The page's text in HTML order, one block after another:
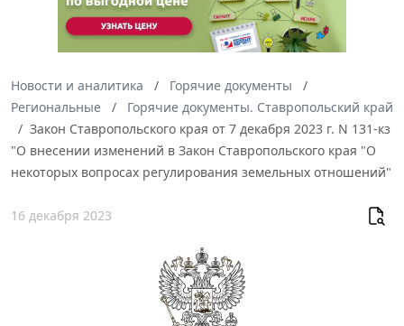
Новости и аналитика
Горячие документы
Региональные
Горячие документы. Ставропольский край
Закон Ставропольского края от 7 декабря 2023 г. N 131-кз
"О внесении изменений в Закон Ставропольского края "О
некоторых вопросах регулирования земельных отношений"
16 декабря 2023